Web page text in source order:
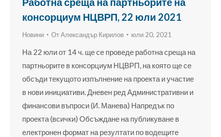
консорциум НЦВРП, 22 юли 2021
Новини ОтАлександър Кирилов юли 20, 2021
На 22 юли от 14 ч. ще се проведе работна среща на
партньорите в консорциум НЦВРП, на която ще се
обсъди текущото изпълнение на проекта и участие
в нови инициативи. Дневен ред Административни и
финансови въпроси (И. Манева) Напредък по
проекта (всички) Обсъждане на публикуване в
електронен формат на резултати по водещите